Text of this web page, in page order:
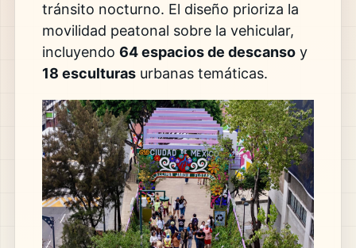
tránsito nocturno. El diseño prioriza la
movilidad peatonal sobre la vehicular,
incluyendo 64 espacios de descansoy
18 esculturasurbanas temáticas.